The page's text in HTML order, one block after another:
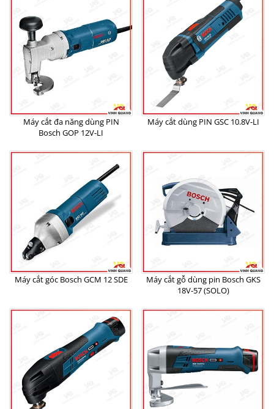
Máy cắt đa năng dùng PIN
Bosch GOP 12V-LI
Máy cắt dùng PIN GSC 10.8V-LI
Máy cắt góc Bosch GCM 12 SDE
Máy cắt gỗ dùng pin Bosch GKS
18V-57 (SOLO)